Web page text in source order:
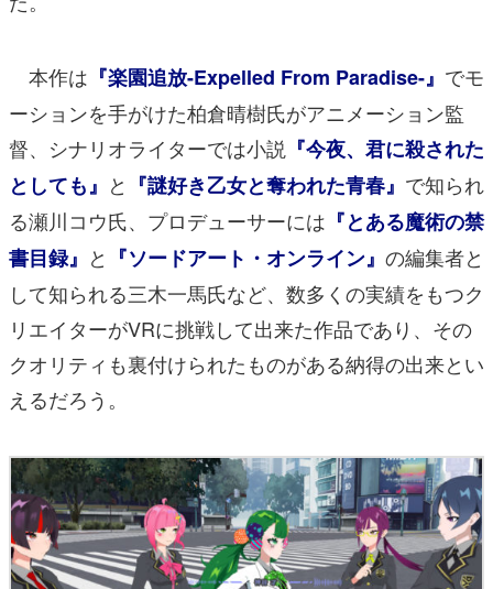
本作は 『楽園追放-Expelled From Paradise-』 でモ
ーションを手がけた柏倉晴樹氏がアニメーション監
督、シナリオライターでは小説 『今夜、君に殺された
としても』 と 『謎好き乙女と奪われた青春』 で知られ
る瀬川コウ氏、プロデューサーには 『とある魔術の禁
書目録』 と 『ソードアート・オンライン』 の編集者と
して知られる三木一馬氏など、数多くの実績をもつク
リエイターがVRに挑戦して出来た作品であり、その
クオリティも裏付けられたものがある納得の出来とい
えるだろう。